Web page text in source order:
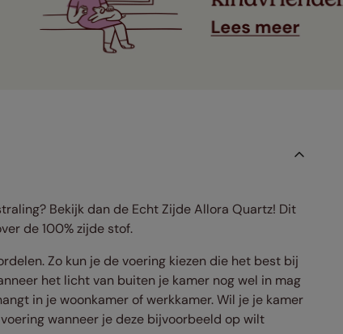
Bekijk dan de Echt Zijde Allora Quartz! Dit
de 100% zijde stof.
Zo kun je de voering kiezen die het best bij
het licht van buiten je kamer nog wel in mag
in je woonkamer of werkkamer. Wil je je kamer
wanneer je deze bijvoorbeeld op wilt